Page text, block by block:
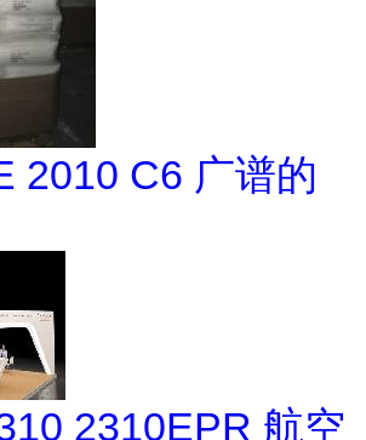
2010 C6 广谱的
2310EPR 航空